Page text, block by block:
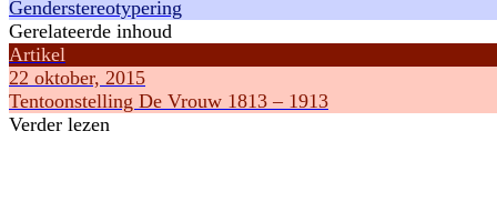
Genderstereotypering
Gerelateerde inhoud
Artikel
22 oktober, 2015
Tentoonstelling De Vrouw 1813 – 1913
Verder lezen